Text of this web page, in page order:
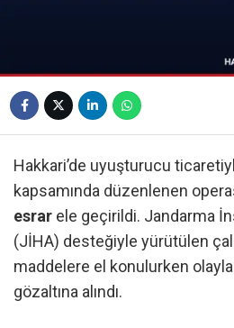
Hakkari’de uyuşturucu
kapsamında düzenlenen
esrar ele geçirildi. Jandarma
(JİHA) desteğiyle yürütülen
maddelere el konulurken olayla
gözaltına alındı.